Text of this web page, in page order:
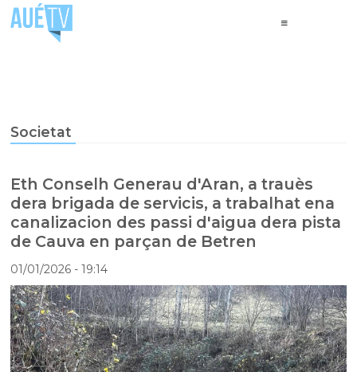
Societat
Eth Conselh Generau d'Aran, a trauès
dera brigada de servicis, a trabalhat ena
canalizacion des passi d'aigua dera pista
de Cauva en parçan de Betren
01/01/2026- 19:14